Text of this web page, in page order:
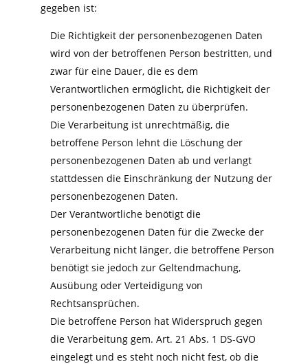
gegeben ist:
Die Richtigkeit der personenbezogenen Daten
wird von der betroffenen Person bestritten, und
zwar für eine Dauer, die es dem
Verantwortlichen ermöglicht, die Richtigkeit der
personenbezogenen Daten zu überprüfen.
Die Verarbeitung ist unrechtmäßig, die
betroffene Person lehnt die Löschung der
personenbezogenen Daten ab und verlangt
stattdessen die Einschränkung der Nutzung der
personenbezogenen Daten.
Der Verantwortliche benötigt die
personenbezogenen Daten für die Zwecke der
Verarbeitung nicht länger, die betroffene Person
benötigt sie jedoch zur Geltendmachung,
Ausübung oder Verteidigung von
Rechtsansprüchen.
Die betroffene Person hat Widerspruch gegen
die Verarbeitung gem. Art. 21 Abs. 1 DS-GVO
eingelegt und es steht noch nicht fest, ob die